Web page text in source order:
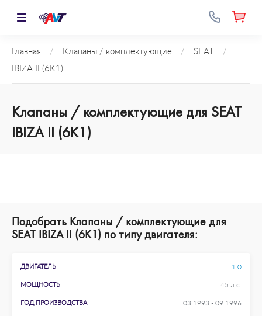
Главная / Клапаны / комплектующие / SEAT
/
IBIZA II (6K1)
Клапаны / комплектующие для SEAT
IBIZA II (6K1)
Подобрать Клапаны / комплектующие для
SEAT IBIZA II (6K1) по типу двигателя:
ДВИГАТЕЛЬ 1.0
МОЩНОСТЬ 45 л.с.
ГОД ПРОИЗВОДСТВА 03.1993 - 09.1996